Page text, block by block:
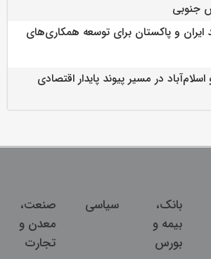
جنوبی
ایران و پاکستان برای توسعه همکاری‌های
در مسیر پیوند پایدار اقتصادی
بانک،
بیمه و
بورس
سیاسی
صنعت،
معدن و
تجارت